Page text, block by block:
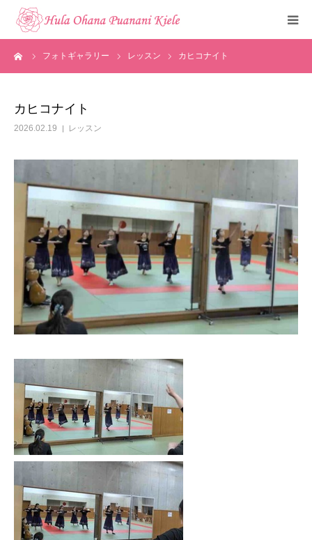
フォトギャラリー レッスン カヒコナイト
カヒコナイト
2026.02.19 レッスン
トップ
メディア掲載
フォトギャラリー
お知らせ
見学・体験申込
お問い合わせ